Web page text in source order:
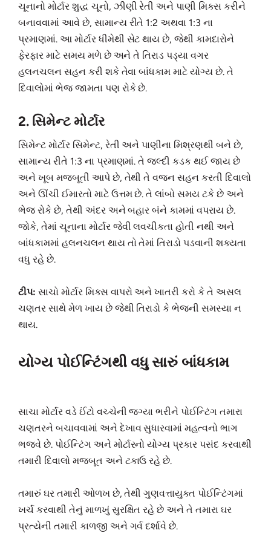
ચૂનાનો મોર્ટાર શુદ્ધ ચૂનો, ઝીણી રેતી અને પાણી મિક્સ કરીને
બનાવવામાં આવે છે, સામાન્ય રીતે 1:2 અથવા 1:3 ના
પ્રમાણમાં. આ મોર્ટાર ધીમેથી સેટ થાય છે, જેથી કામદારોને
ફેરફાર માટે સમય મળે છે અને તે તિરાડ પડ્યા વગર
હલનચલન સહન કરી શકે તેવા બાંધકામ માટે યોગ્ય છે. તે
દિવાલોમાં ભેજ જામતા પણ રોકે છે.
2. સિમેન્ટ મોર્ટાર
સિમેન્ટ મોર્ટાર સિમેન્ટ, રેતી અને પાણીના મિશ્રણથી બને છે,
સામાન્ય રીતે 1:3 ના પ્રમાણમાં. તે જલ્દી કડક થઈ જાય છે
અને ખૂબ મજબૂતી આપે છે, તેથી તે વજન સહન કરતી દિવાલો
અને ઊંચી ઈમારતો માટે ઉત્તમ છે. તે લાંબો સમય ટકે છે અને
ભેજ રોકે છે, તેથી અંદર અને બહાર બંને કામમાં વપરાય છે.
જોકે, તેમાં ચૂનાના મોર્ટાર જેવી લવચીકતા હોતી નથી અને
બાંધકામમાં હલનચલન થાય તો તેમાં તિરાડો પડવાની શક્યતા
વધુ રહે છે.
ટીપ: સાચો મોર્ટાર મિક્સ વાપરો અને ખાતરી કરો કે તે અસલ
ચણતર સાથે મેળ ખાય છે જેથી તિરાડો કે ભેજની સમસ્યા ન
થાય.
યોગ્ય પોઈન્ટિંગથી વધુ સારું બાંધકામ
સાચા મોર્ટાર વડે ઈંટો વચ્ચેની જગ્યા ભરીને પોઈન્ટિંગ તમારા
ચણતરને બચાવવામાં અને દેખાવ સુધારવામાં મહત્વનો ભાગ
ભજવે છે. પોઈન્ટિંગ અને મોર્ટારનો યોગ્ય પ્રકાર પસંદ કરવાથી
તમારી દિવાલો મજબૂત અને ટકાઉ રહે છે.
તમારું ઘર તમારી ઓળખ છે, તેથી ગુણવત્તાયુક્ત પોઈન્ટિંગમાં
ખર્ચ કરવાથી તેનું માળખું સુરક્ષિત રહે છે અને તે તમારા ઘર
પ્રત્યેની તમારી કાળજી અને ગર્વ દર્શાવે છે.